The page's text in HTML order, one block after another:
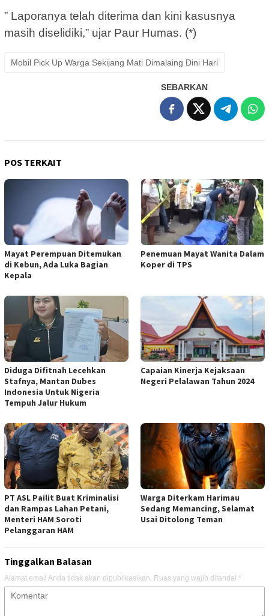
” Laporanya telah diterima dan kini kasusnya
masih diselidiki,” ujar Paur Humas. (*)
Mobil Pick Up Warga Sekijang Mati Dimalaing Dini Hari
SEBARKAN
POS TERKAIT
Mayat Perempuan Ditemukan
di Kebun, Ada Luka Bagian
Kepala
Penemuan Mayat Wanita Dalam
Koper di TPS
Diduga Difitnah Lecehkan
Stafnya, Mantan Dubes
Indonesia Untuk Nigeria
Tempuh Jalur Hukum
Capaian Kinerja Kejaksaan
Negeri Pelalawan Tahun 2024
PT ASL Pailit Buat Kriminalisi
dan Rampas Lahan Petani,
Menteri HAM Soroti
Pelanggaran HAM
Warga Diterkam Harimau
Sedang Memancing, Selamat
Usai Ditolong Teman
Tinggalkan Balasan
Alamat email Anda tidak akan dipublikasikan. Ruas yang wajib ditandai *